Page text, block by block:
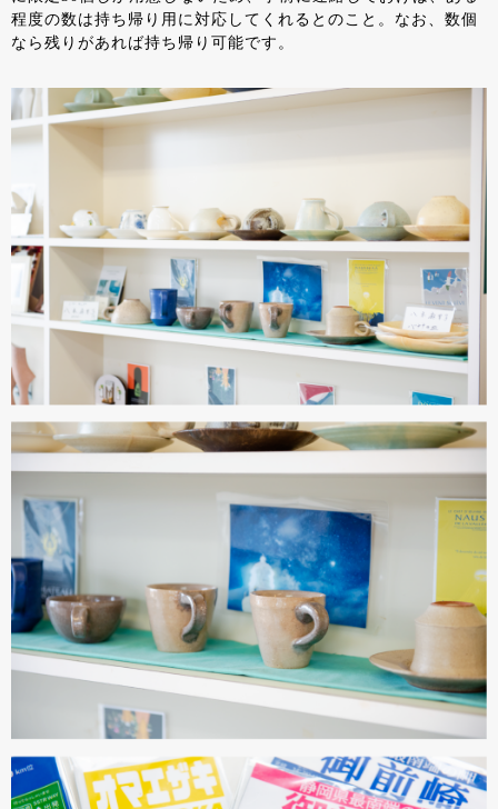
程度の数は持ち帰り用に対応してくれるとのこと。なお、数個
なら残りがあれば持ち帰り可能です。